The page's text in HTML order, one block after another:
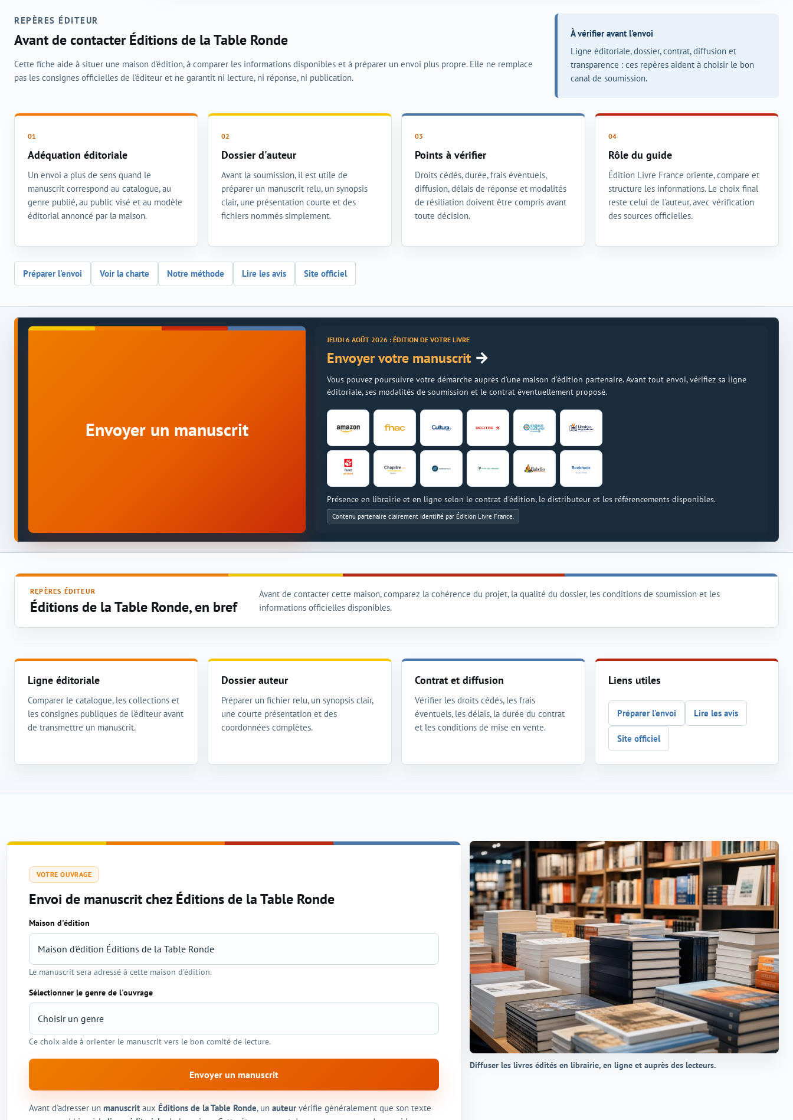
REPÈRES ÉDITEUR
Avant de contacter Éditions de la Table Ronde
Cette fiche aide à situer une maison d'édition, à comparer les informations disponibles et à préparer un envoi plus propre. Elle ne remplace
pas les consignes officielles de l'éditeur et ne garantit ni lecture, ni réponse, ni publication.
À vérifier avant l'envoi
Ligne éditoriale, dossier, contrat, diffusion et
transparence : ces repères aident à choisir le bon
canal de soumission.
Adéquation éditoriale
Un envoi a plus de sens quand le
manuscrit correspond au catalogue, au
genre publié, au public visé et au modèle
éditorial annoncé par la maison.
Dossier d'auteur
Avant la soumission, il est utile de
préparer un manuscrit relu, un synopsis
clair, une présentation courte et des
fichiers nommés simplement.
Points à vérifier
Droits cédés, durée, frais éventuels,
diffusion, délais de réponse et modalités
de résiliation doivent être compris avant
toute décision.
Rôle du guide
Édition Livre France oriente, compare et
structure les informations. Le choix final
reste celui de l'auteur, avec vérification
des sources officielles.
Préparer l'envoi Voir la charte Notre méthode Lire les avis Site officiel
JEUDI 6 AOÛT 2026 : ÉDITION DE VOTRE LIVRE
Envoyer votre manuscrit →
Vous pouvez poursuivre votre démarche auprès d'une maison d'édition partenaire. Avant tout envoi, vérifiez sa ligne
éditoriale, ses modalités de soumission et le contrat éventuellement proposé.
Présence en librairie et en ligne selon le contrat d'édition, le distributeur et les référencements disponibles.
Contenu partenaire clairement identifié par Édition Livre France.
Envoyer un manuscrit
REPÈRES ÉDITEUR
Éditions de la Table Ronde, en bref
Avant de contacter cette maison, comparez la cohérence du projet, la qualité du dossier, les conditions de soumission et les
informations officielles disponibles.
Ligne éditoriale
Comparer le catalogue, les collections et
les consignes publiques de l'éditeur avant
de transmettre un manuscrit.
Dossier auteur
Préparer un fichier relu, un synopsis clair,
une courte présentation et des
coordonnées complètes.
Contrat et diffusion
Vérifier les droits cédés, les frais
éventuels, les délais, la durée du contrat
et les conditions de mise en vente.
Liens utiles
Préparer l'envoi Lire les avis
Site officiel
VOTRE OUVRAGE
Envoi de manuscrit chez Éditions de la Table Ronde
Sélection de l'éditeur et du genre
Maison d'édition
Le manuscrit sera adressé à cette maison d'édition.
Sélectionner le genre de l'ouvrage
Ce choix aide à orienter le manuscrit vers le bon comité de lecture.
Envoyer un manuscrit
Avant d'adresser un manuscritaux Éditions de la Table Ronde, un auteurvérifie généralement que son texte
Diffuser les livres édités en librairie, en ligne et auprès des lecteurs.